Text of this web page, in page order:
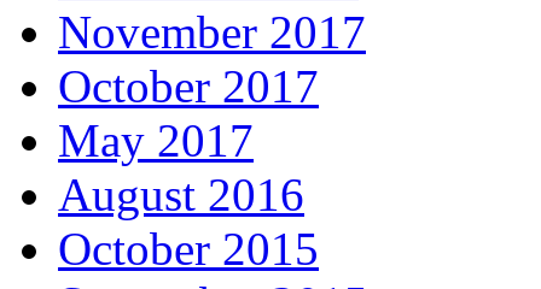
November 2017
October 2017
May 2017
August 2016
October 2015